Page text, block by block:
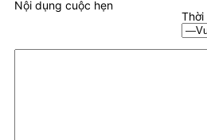
Thời
Nội dụng cuộc hẹn